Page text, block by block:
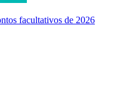
facultativos de 2026